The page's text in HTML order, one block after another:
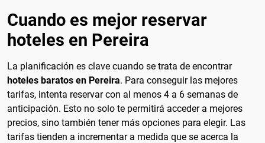
Cuando es mejor reservar
hoteles en Pereira
La planificación es clave cuando se trata de encontrar
hoteles baratos en Pereira. Para conseguir las mejores
tarifas, intenta reservar con al menos 4 a 6 semanas de
anticipación. Esto no solo te permitirá acceder a mejores
precios, sino también tener más opciones para elegir. Las
tarifas tienden a incrementar a medida que se acerca la